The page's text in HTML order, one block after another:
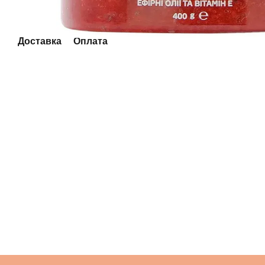
Доставка Оплата